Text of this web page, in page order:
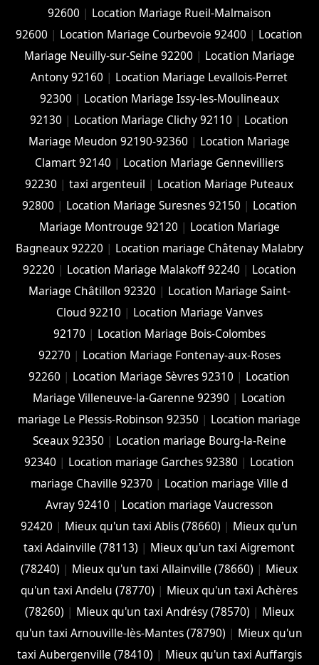
92600 | Location Mariage Rueil-Malmaison
92600 | Location Mariage Courbevoie 92400 | Location
Mariage Neuilly-sur-Seine 92200 | Location Mariage
Antony 92160 | Location Mariage Levallois-Perret
92300 | Location Mariage Issy-les-Moulineaux
92130 | Location Mariage Clichy 92110 | Location
Mariage Meudon 92190-92360 | Location Mariage
Clamart 92140 | Location Mariage Gennevilliers
92230 |taxi argenteuil | Location Mariage Puteaux
92800 | Location Mariage Suresnes 92150 | Location
Mariage Montrouge 92120 | Location Mariage
Bagneaux 92220 | Location mariage Châtenay Malabry
92220 | Location Mariage Malakoff 92240 | Location
Mariage Châtillon 92320 | Location Mariage Saint-
Cloud 92210 | Location Mariage Vanves
92170 | Location Mariage Bois-Colombes
92270 | Location Mariage Fontenay-aux-Roses
92260 | Location Mariage Sèvres 92310 | Location
Mariage Villeneuve-la-Garenne 92390 | Location
mariage Le Plessis-Robinson 92350 | Location mariage
Sceaux 92350 | Location mariage Bourg-la-Reine
92340 | Location mariage Garches 92380 | Location
mariage Chaville 92370 | Location mariage Ville d
Avray 92410 | Location mariage Vaucresson
92420 | Mieux qu'un taxi Ablis (78660) | Mieux qu'un
taxi Adainville (78113) | Mieux qu'un taxi Aigremont
(78240) | Mieux qu'un taxi Allainville (78660) | Mieux
qu'un taxi Andelu (78770) | Mieux qu'un taxi Achères
(78260) | Mieux qu'un taxi Andrésy (78570) | Mieux
qu'un taxi Arnouville-lès-Mantes (78790) | Mieux qu'un
taxi Aubergenville (78410) | Mieux qu'un taxi Auffargis